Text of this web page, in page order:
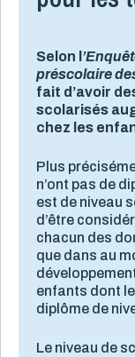
Selon l
préscolaire
fait d’avoir
scolarisés
chez les
Plus
n’ont pas de
est de niveau
d’être
chacun des
que dans au
enfants dont
diplôme de
Le niveau de